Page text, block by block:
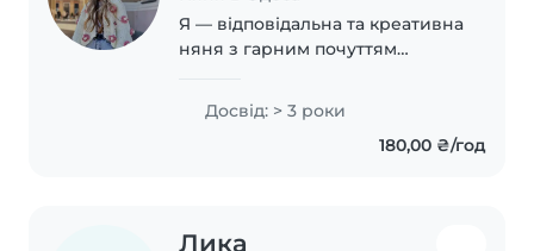
Я — відповідальна та креативна
няня з гарним почуттям
до молодших школярів.
Полюбляю малювати, читати,
Досвід: > 3 роки
180,00 ₴/год
Лика